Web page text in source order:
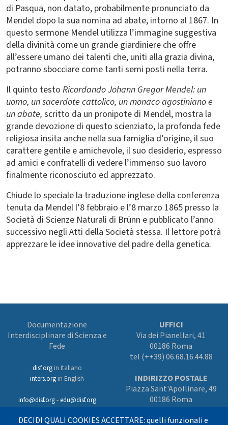
di Pasqua, non datato, probabilmente pronunciato da
Mendel dopo la sua nomina ad abate, intorno al 1867. In
questo sermone Mendel utilizza l’immagine suggestiva
della divinità come un grande giardiniere che offre
all’essere umano dei talenti che, uniti alla grazia divina,
potranno sbocciare come tanti semi posti nella terra.
Il quinto testo Ricordando Johann Gregor Mendel: un
uomo, un sacerdote cattolico, un monaco agostiniano e
un abate, scritto da un pronipote di Mendel, mostra la
grande devozione di questo scienziato, la profonda fede
religiosa insita anche nella sua famiglia d’origine, il suo
carattere gentile e amichevole, il suo desiderio, espresso
ad amici e confratelli di vedere l’immenso suo lavoro
finalmente riconosciuto ed apprezzato.
Chiude lo speciale la traduzione inglese della conferenza
tenuta da Mendel l’8 febbraio e l’8 marzo 1865 presso la
Società di Scienze Naturali di Brünn e pubblicato l’anno
successivo negli Atti della Società stessa. Il lettore potrà
apprezzare le idee innovative del padre della genetica.
Documentazione
Interdisciplinare di Scienza e
Fede
disf.orgin Italiano
inters.org in English
info@disf.org-edu@disf.org
UFFICI
Via dei Pianellari, 41
00186 Roma
tel (++39) 06.68.16.44.88
INDIRIZZO POSTALE
Piazza Sant'Apollinare, 49
00186 Roma
In collaborazione
DECIDI QUALI COOKIES ACCETTARE: quelli funzionali e